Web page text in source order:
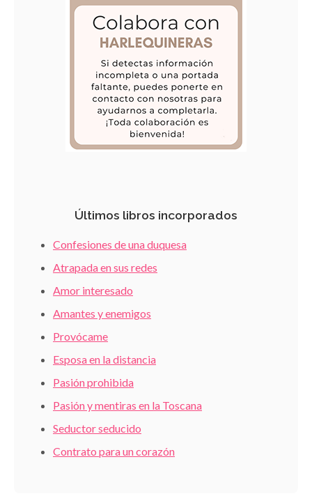
Últimos libros incorporados
Confesiones de una duquesa
Atrapada en sus redes
Amor interesado
Amantes y enemigos
Provócame
Esposa en la distancia
Pasión prohibida
Pasión y mentiras en la Toscana
Seductor seducido
Contrato para un corazón